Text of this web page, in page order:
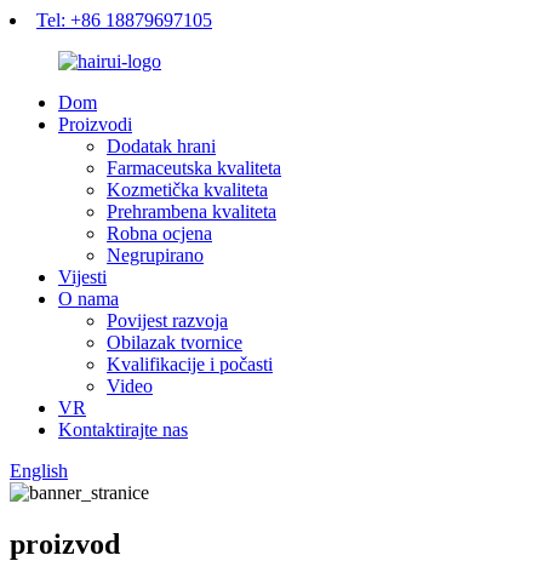
Tel: +86 18879697105
Dom
Proizvodi
Dodatak hrani
Farmaceutska kvaliteta
Kozmetička kvaliteta
Prehrambena kvaliteta
Robna ocjena
Negrupirano
Vijesti
O nama
Povijest razvoja
Obilazak tvornice
Kvalifikacije i počasti
Video
VR
Kontaktirajte nas
English
proizvod